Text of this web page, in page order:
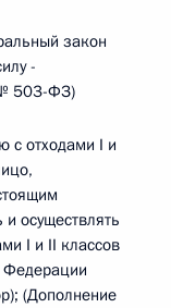
закон
-
503-ФЗ)
с отходами I и
осуществлять
I и II классов
Федерации
(Дополнение